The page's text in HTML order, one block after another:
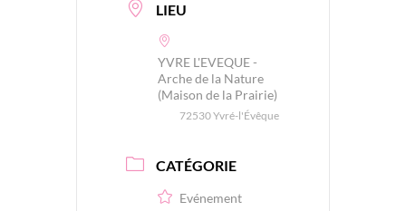
LIEU
YVRE L'EVEQUE -
Arche de la Nature
(Maison de la Prairie)
72530 Yvré-l'Évêque
CATÉGORIE
Evénement